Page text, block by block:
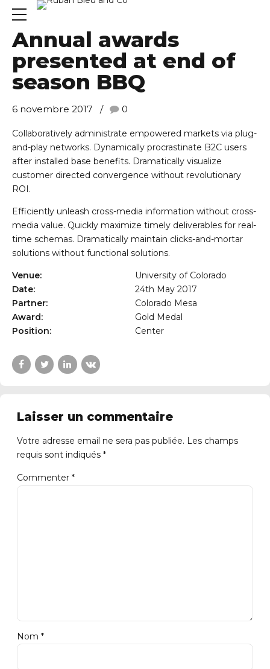
COMPETITION
Annual awards
presented at end of
season BBQ
6 novembre 2017 0
Collaboratively administrate empowered markets via plug-
and-play networks. Dynamically procrastinate B2C users
after installed base benefits. Dramatically visualize
customer directed convergence without revolutionary
ROI.
Efficiently unleash cross-media information without cross-
media value. Quickly maximize timely deliverables for real-
time schemas. Dramatically maintain clicks-and-mortar
solutions without functional solutions.
Venue:
University of Colorado
Date:
24th May 2017
Partner:
Colorado Mesa
Award:
Gold Medal
Position:
Center
Laisser un commentaire
Votre adresse email ne sera pas publiée. Les champs
requis sont indiqués *
Commenter *
Nom *